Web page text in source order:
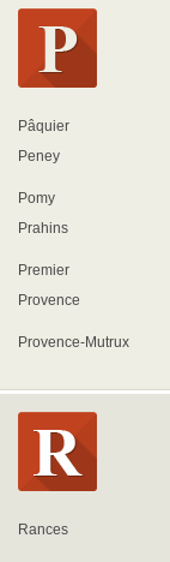
Pâquier
Peney
Pomy
Prahins
Premier
Provence
Provence-Mutrux
Rances